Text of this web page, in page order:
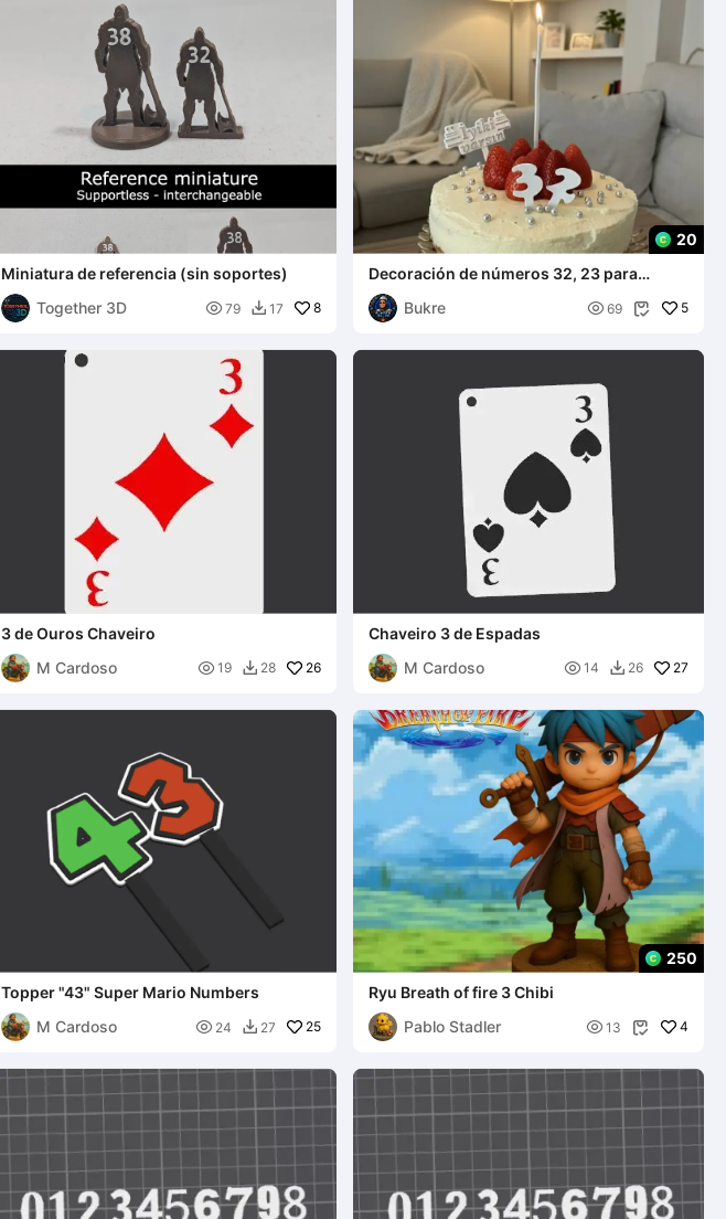
Miniatura de referencia (sin soportes)
Together 3D
 79  17 8
20
Decoración de números 32, 23 para
topper de pastel de cumpleaños
Bukre
 69  5
3 de Ouros Chaveiro
M Cardoso
 19  28 26
Chaveiro 3 de Espadas
M Cardoso
 14  26 27
Topper "43" Super Mario Numbers
M Cardoso
 24  27 25
250
Ryu Breath of fire 3 Chibi
Pablo Stadler
 13  4